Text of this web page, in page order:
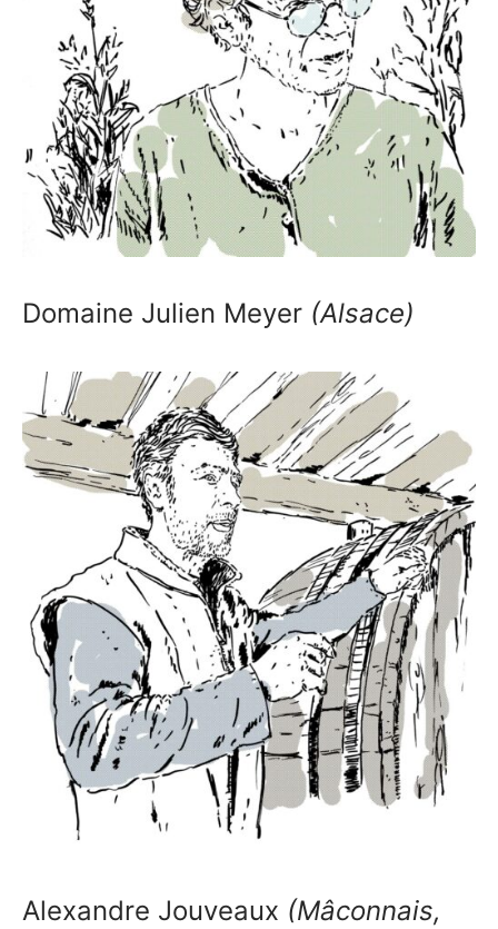
Domaine Julien Meyer (Alsace)
Alexandre Jouveaux (Mâconnais,